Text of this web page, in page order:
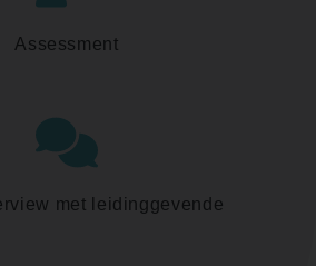
Assessment
met leidinggevende